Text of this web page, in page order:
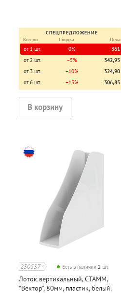
СПЕЦПРЕДЛОЖЕНИЕ
Кол-во
Скидка Цена
от 1 шт. 0%
361
от 2 шт.
−5%
342,95
от 3 шт.
−10%
324,90
от 6 шт.
−15% 306,85
230537 Есть в наличии2 шт.
Лоток вертикальный, СТАММ,
"Вектор", 80мм, пластик, белый,